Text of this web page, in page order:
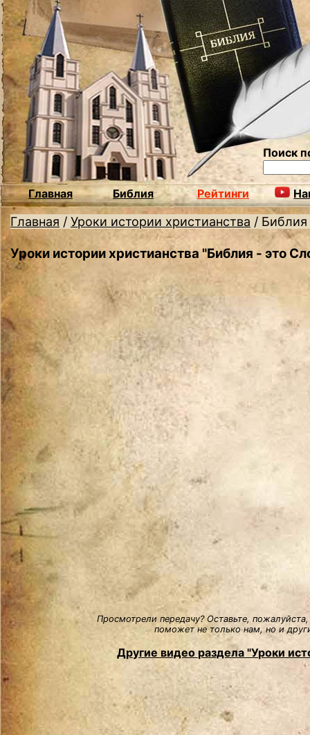
Поиск
Главная Библия Рейтинги
Главная / Уроки истории христианства /
Уроки истории христианства "Библия - это
Просмотрели передачу? Оставьте,
поможет не только нам, но и
Другие видео раздела "Уроки